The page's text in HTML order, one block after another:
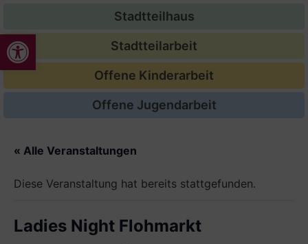
Werkzeugleiste öffnen
Stadtteilhaus
Stadtteilarbeit
Offene Kinderarbeit
Offene Jugendarbeit
« Alle Veranstaltungen
Diese Veranstaltung hat bereits stattgefunden.
Ladies Night Flohmarkt